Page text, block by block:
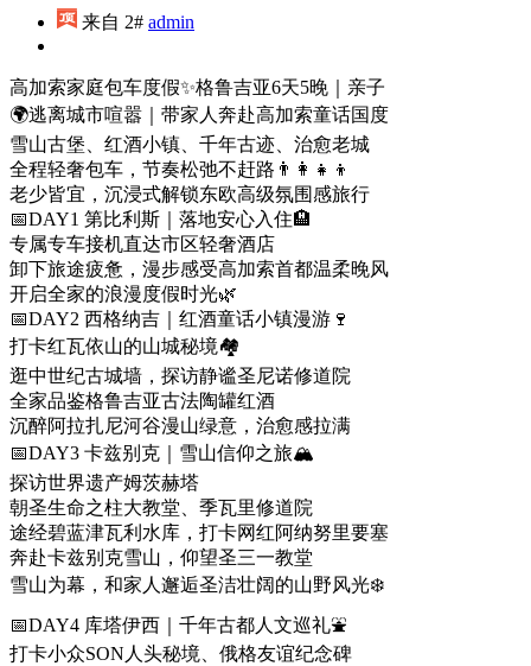
来自 2# admin
高加索家庭包车度假✨格鲁吉亚6天5晚｜亲子
🌍逃离城市喧嚣｜带家人奔赴高加索童话国度
雪山古堡、红酒小镇、千年古迹、治愈老城
全程轻奢包车，节奏松弛不赶路👨‍👩‍👧‍👦
老少皆宜，沉浸式解锁东欧高级氛围感旅行
📅DAY1 第比利斯｜落地安心入住🏨
专属专车接机直达市区轻奢酒店
卸下旅途疲惫，漫步感受高加索首都温柔晚风
开启全家的浪漫度假时光🌿
📅DAY2 西格纳吉｜红酒童话小镇漫游🍷
打卡红瓦依山的山城秘境🏘️
逛中世纪古城墙，探访静谧圣尼诺修道院
全家品鉴格鲁吉亚古法陶罐红酒
沉醉阿拉扎尼河谷漫山绿意，治愈感拉满
📅DAY3 卡兹别克｜雪山信仰之旅🏔️
探访世界遗产姆茨赫塔
朝圣生命之柱大教堂、季瓦里修道院
途经碧蓝津瓦利水库，打卡网红阿纳努里要塞
奔赴卡兹别克雪山，仰望圣三一教堂
雪山为幕，和家人邂逅圣洁壮阔的山野风光❄️
📅DAY4 库塔伊西｜千年古都人文巡礼⛲
打卡小众SON人头秘境、俄格友谊纪念碑